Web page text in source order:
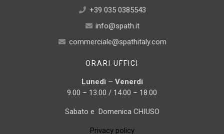
+39 035 0385543
info@spath.it
commerciale@spathitaly.com
ORARI UFFICI
Lunedì – Venerdi
9.00 – 13.00 / 14.00 – 18.00
Sabato e Domenica CHIUSO
Privacy policy